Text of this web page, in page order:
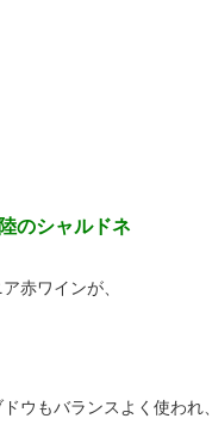
のシャルドネ
赤ワインが、
ウもバランスよく使われ、